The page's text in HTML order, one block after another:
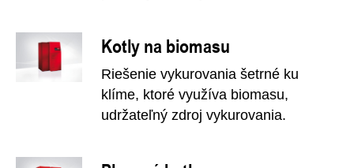
Kotly na biomasu
Riešenie vykurovania šetrné ku
klíme, ktoré využíva biomasu,
udržateľný zdroj vykurovania.